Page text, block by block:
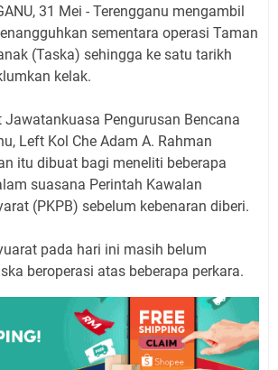
31 Mei - Terengganu mengambil
sementara operasi Taman
(Taska) sehingga ke satu tarikh
kelak.
Jawatankuasa Pengurusan Bencana
Left Kol Che Adam A. Rahman
itu dibuat bagi meneliti beberapa
suasana Perintah Kawalan
(PKPB) sebelum kebenaran diberi.
pada hari ini masih belum
beroperasi atas beberapa perkara.